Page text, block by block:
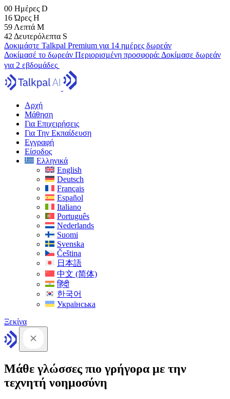
00 Ημέρες D
16 Ώρες H
59 Λεπτά M
41 Δευτερόλεπτα S
Δοκιμάστε Talkpal Premium για 14 ημέρες δωρεάν
Δοκίμασέ το δωρεάν Περιορισμένη προσφορά: Δοκίμασε δωρεάν
για 2 εβδομάδες
Αρχή
Μάθηση
Για Επιχειρήσεις
Για Την Εκπαίδευση
Εγγραφή
Είσοδος
Ελληνικά
English
Deutsch
Français
Español
Italiano
Português
Nederlands
Suomi
Svenska
Čeština
日本語
中文 (简体)
हिंदी
한국어
Українська
Ξεκίνα
Μάθε γλώσσες πιο γρήγορα με την
τεχνητή νοημοσύνη